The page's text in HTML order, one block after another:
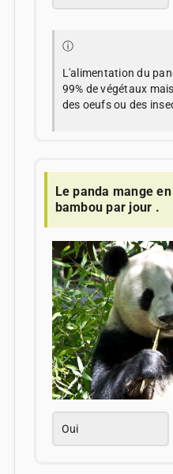
ⓘ
L'alimentation du
99% de végétaux
des oeufs ou des
Le panda mange
bambou par jour .
Oui